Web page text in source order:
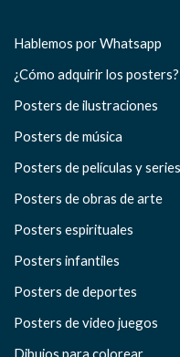
Hablemos por Whatsapp
¿Cómo adquirir los posters?
Posters de ilustraciones
Posters de música
Posters de películas y series
Posters de obras de arte
Posters espirituales
Posters infantiles
Posters de deportes
Posters de video juegos
Dibujos para colorear